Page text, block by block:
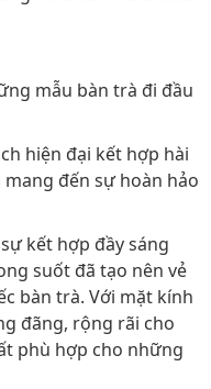
mẫu bàn trà đi đầu
hiện đại kết hợp hài
đến sự hoàn hảo
kết hợp đầy sáng
suốt đã tạo nên vẻ
bàn trà. Với mặt kính
đãng, rộng rãi cho
phù hợp cho những